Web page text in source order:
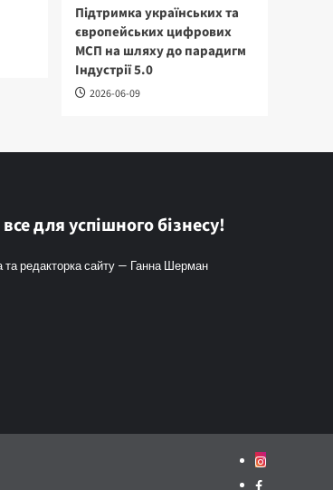
Підтримка українських та
європейських цифрових
МСП на шляху до парадигм
Індустрії 5.0
2026-06-09
для успішного бізнесу!
та редакторка сайту — Ганна Шерман
Instagram
Facebook